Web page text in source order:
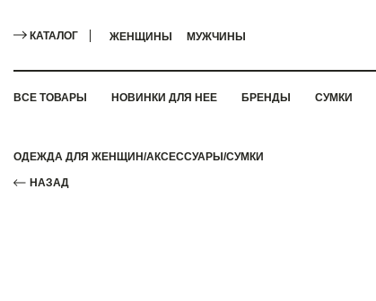
КАТАЛОГ ЖЕНЩИНЫ МУЖЧИНЫ
ВСЕ ТОВАРЫ НОВИНКИ ДЛЯ НЕЕ БРЕНДЫ СУМКИ
ОДЕЖДА ДЛЯ ЖЕНЩИН/АКСЕССУАРЫ /СУМКИ
НАЗАД